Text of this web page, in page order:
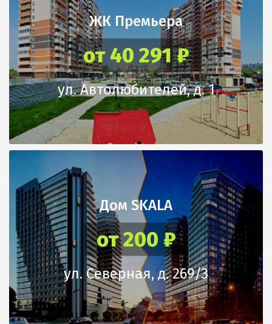
ЖК Премьера
от 40 291 ₽
ул. Автолюбителей, д. 1
Дом SKALA
от 200 ₽
ул. Северная, д. 269/3